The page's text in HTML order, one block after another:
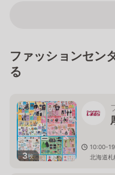
ファッションセン
る
3枚
10:00-
北海道